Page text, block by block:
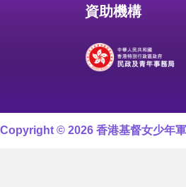
資助機構
Copyright © 2026 香港基督女少年